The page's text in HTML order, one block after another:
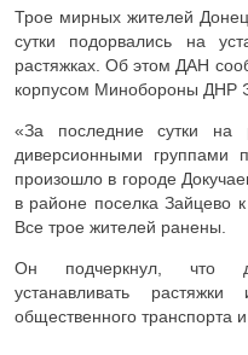
Трое мирных жителей
сутки подорвались на
растяжках. Об этом ДАН
корпусом Минобороны ДНР
«За последние сутки на
диверсионными группами
произошло в городе
в районе поселка Зайцево
Все трое жителей ранены.
Он подчеркнул, что
устанавливать
общественного транспорта